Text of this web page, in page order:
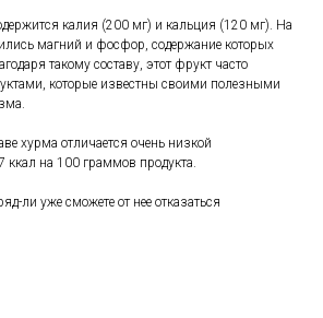
калия (200 мг) и кальция (120 мг). На
магний и фосфор, содержание которых
такому составу, этот фрукт часто
которые известны своими полезными
хурма отличается очень низкой
ккал на 100 граммов продукта.
ли уже сможете от нее отказаться